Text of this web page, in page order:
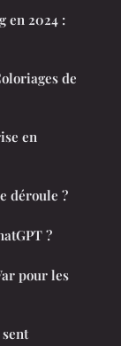
en 2024 :
de
en
déroule ?
?
pour les